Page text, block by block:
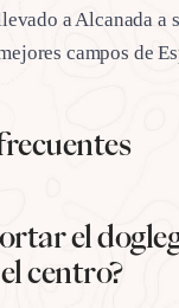
a Alcanada a
campos de
el
centro?